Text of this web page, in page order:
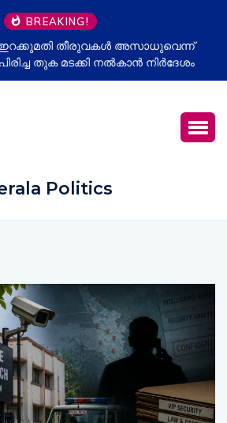
BREAKING!
ഉപതിരഞ്ഞെടുപ്പ് തോൽവി
അഖിലേഷ് യാദവിന്റെ പുതിയ
വീണ്ടും സജീവം
Politics